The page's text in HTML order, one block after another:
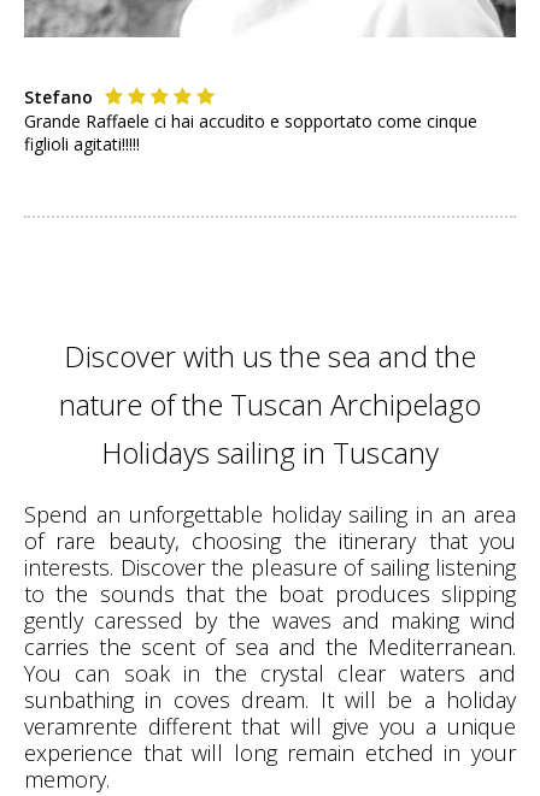
Stefano
Grande Raffaele ci hai accudito e sopportato come cinque
figlioli agitati!!!!!
Discover with us the sea and the
nature of the Tuscan Archipelago
Holidays sailing in Tuscany
Spend an unforgettable holiday sailing in an area
of rare beauty, choosing the itinerary that you
interests. Discover the pleasure of sailing listening
to the sounds that the boat produces slipping
gently caressed by the waves and making wind
carries the scent of sea and the Mediterranean.
You can soak in the crystal clear waters and
sunbathing in coves dream. It will be a holiday
veramrente different that will give you a unique
experience that will long remain etched in your
memory.